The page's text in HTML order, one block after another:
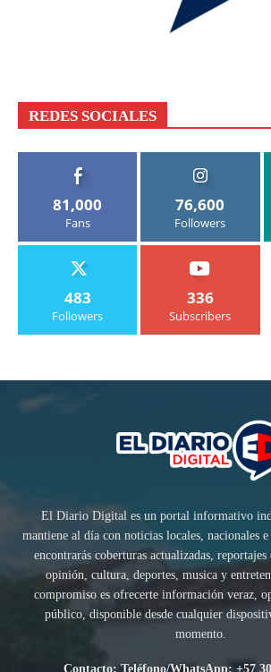
REDES SOCIALES
81,000
Fans
76,600
Followers
483
Followers
336
Subscribers
El Diario Digital es un portal informativo
mantiene al día con noticias locales, nacionales
encontrarás coberturas actualizadas, reportajes
opinión, cultura, deportes, musica y
compromiso es ofrecerte información veraz,
público, disponible desde cualquier
momento.
Contacto: Teléfono/WhatsApp: +57